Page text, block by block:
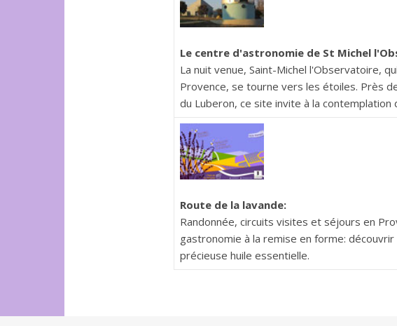
Le centre d'astronomie de St Michel
La nuit venue, Saint-Michel l'Observatoire,
Provence, se tourne vers les étoiles. Près
du Luberon, ce site invite à la
Route de la lavande:
Randonnée, circuits visites et séjours en
gastronomie à la remise en forme:
précieuse huile essentielle.